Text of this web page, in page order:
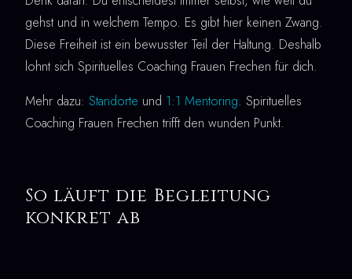
gehst und in welchem Tempo. Es gibt hier keinen Zwang.
Diese Freiheit ist ein bewusster Teil der Haltung. Deshalb
lohnt sich Spirituelles Coaching Frauen Frechen für dich.
Mehr dazu: Standorte und 1:1 Mentoring. Spirituelles
Coaching Frauen Frechen trifft den wunden Punkt.
So läuft die Begleitung
konkret ab